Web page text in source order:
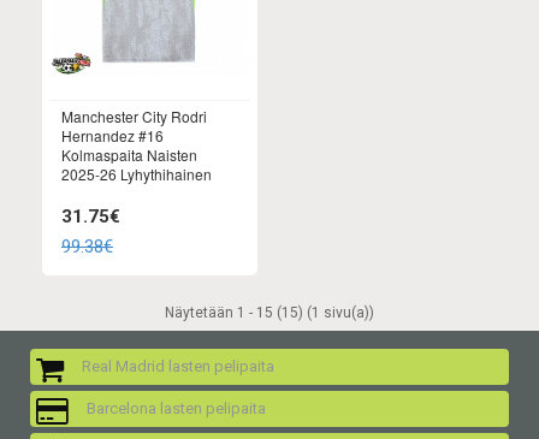
Manchester City Rodri
Hernandez #16
Kolmaspaita Naisten
2025-26 Lyhythihainen
31.75€
99.38€
Näytetään 1 - 15 (15) (1 sivu(a))
Real Madrid lasten pelipaita
Barcelona lasten pelipaita